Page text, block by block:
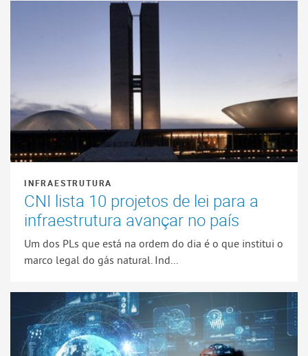
INFRAESTRUTURA
CNI lista 10 projetos de lei para a
infraestrutura avançar no país
Um dos PLs que está na ordem do dia é o que institui o
marco legal do gás natural. Ind...